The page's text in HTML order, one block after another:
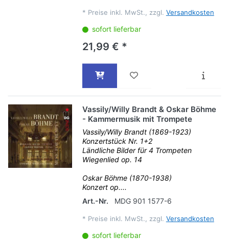
* Preise inkl. MwSt., zzgl. Versandkosten
sofort lieferbar
21,99 € *
Vassily/Willy Brandt & Oskar Böhme
- Kammermusik mit Trompete
Vassily/Willy Brandt (1869-1923)
Konzertstück Nr. 1+2
Ländliche Bilder für 4 Trompeten
Wiegenlied op. 14
Oskar Böhme (1870-1938)
Konzert op....
Art.-Nr.
MDG 901 1577-6
* Preise inkl. MwSt., zzgl. Versandkosten
sofort lieferbar